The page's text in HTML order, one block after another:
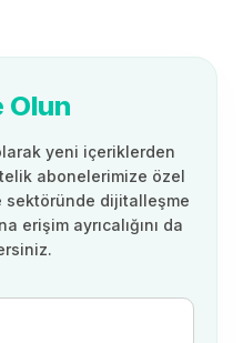
Olun
yeni içeriklerden
abonelerimize özel
sektöründe dijitalleşme
erişim ayrıcalığını da